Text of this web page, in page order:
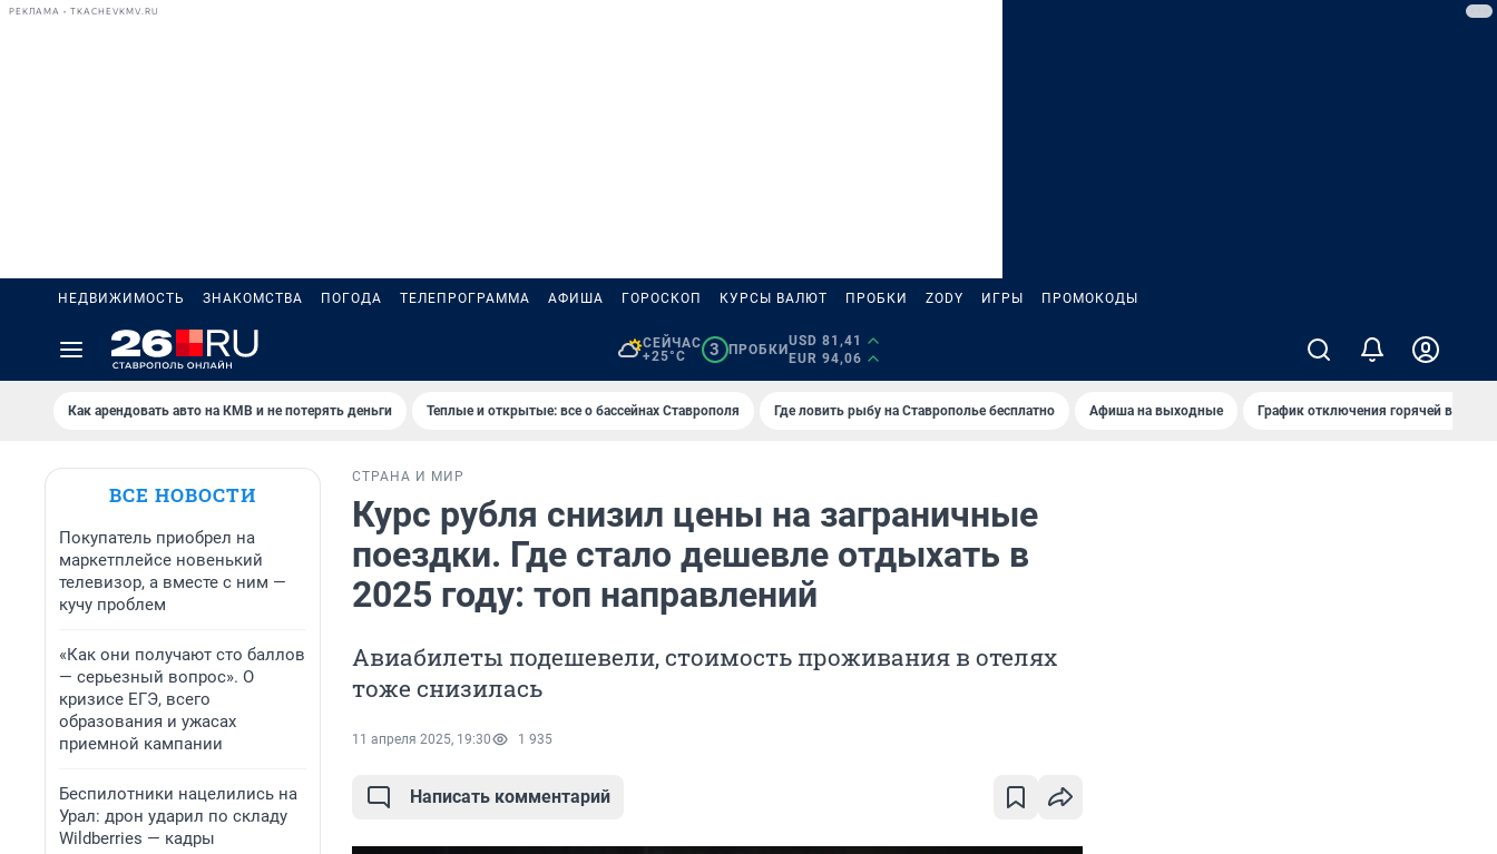
РЕКЛАМА • TKACHEVKMV.RU
НЕДВИЖИМОСТЬ ЗНАКОМСТВА ПОГОДА ТЕЛЕПРОГРАММА АФИША ГОРОСКОП КУРСЫ ВАЛЮТ ПРОБКИ ZODY ИГРЫ ПРОМОКОДЫ
СЕЙЧАС
+25°C
3 ПРОБКИ
USD 81,41
EUR 94,06
Как арендовать авто на КМВ и не потерять деньги Теплые и открытые: все о бассейнах Ставрополя Где ловить рыбу на Ставрополье бесплатно Афиша на выходные График отключения горячей воды в
ВСЕ НОВОСТИ
Покупатель приобрел на
маркетплейсе новенький
телевизор, а вместе с ним —
кучу проблем
«Как они получают сто баллов
— серьезный вопрос». О
кризисе ЕГЭ, всего
образования и ужасах
приемной кампании
Беспилотники нацелились на
Урал: дрон ударил по складу
Wildberries — кадры
СТРАНА И МИР
Курс рубля снизил цены на заграничные
поездки. Где стало дешевле отдыхать в
2025 году: топ направлений
Авиабилеты подешевели, стоимость проживания в отелях
тоже снизилась
11 апреля 2025, 19:30 1 935
Написать комментарий